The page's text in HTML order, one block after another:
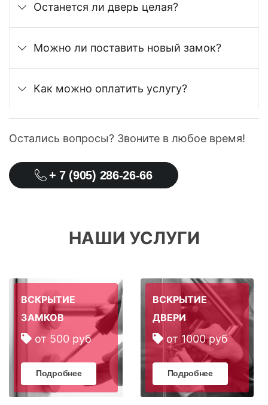
Останется ли дверь целая?
Можно ли поставить новый замок?
Как можно оплатить услугу?
Остались вопросы? Звоните в любое время!
+ 7 (905) 286-26-66
НАШИ УСЛУГИ
ВСКРЫТИЕ
ЗАМКОВ
от 500 руб
Подробнее
ВСКРЫТИЕ
ДВЕРИ
от 1000 руб
Подробнее